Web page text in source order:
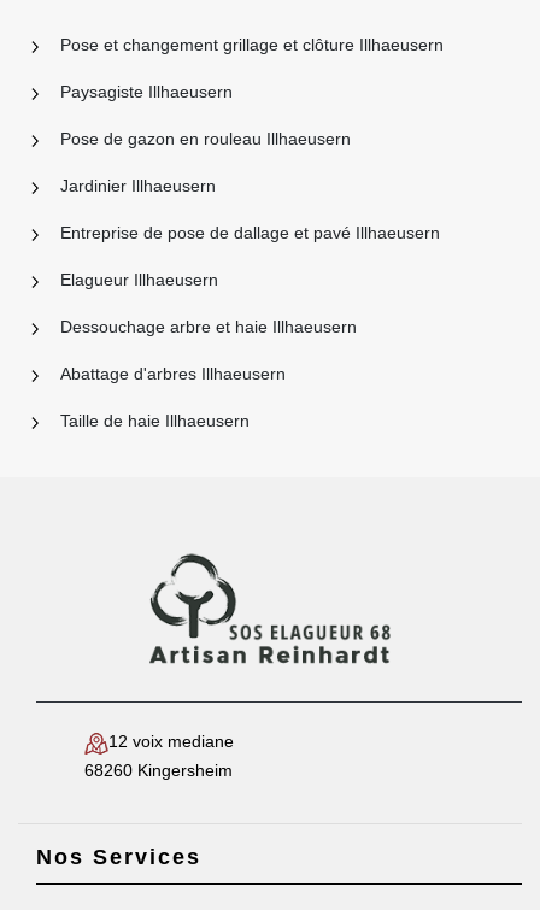
Pose et changement grillage et clôture Illhaeusern
Paysagiste Illhaeusern
Pose de gazon en rouleau Illhaeusern
Jardinier Illhaeusern
Entreprise de pose de dallage et pavé Illhaeusern
Elagueur Illhaeusern
Dessouchage arbre et haie Illhaeusern
Abattage d'arbres Illhaeusern
Taille de haie Illhaeusern
12 voix mediane
68260 Kingersheim
Nos Services